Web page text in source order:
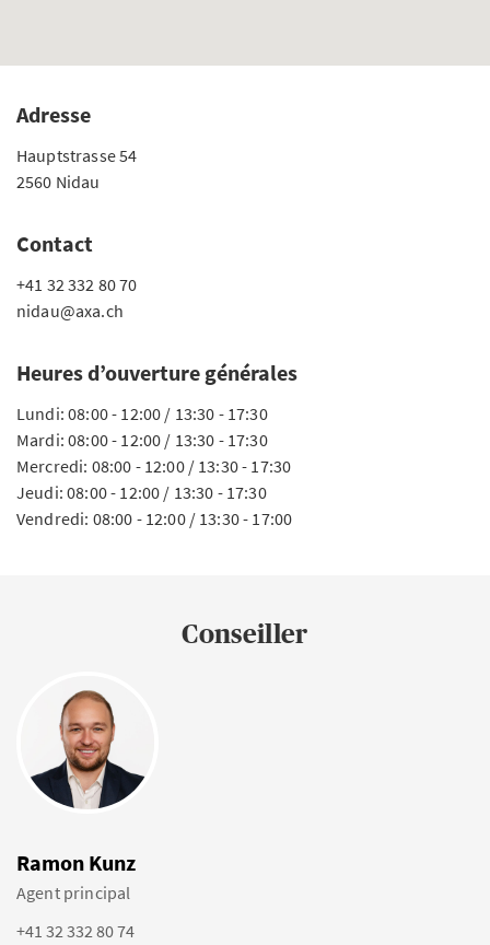
Adresse
Hauptstrasse 54
2560 Nidau
Contact
+41 32 332 80 70
nidau@axa.ch
Heures d’ouverture générales
Lundi: 08:00 - 12:00 / 13:30 - 17:30
Mardi: 08:00 - 12:00 / 13:30 - 17:30
Mercredi: 08:00 - 12:00 / 13:30 - 17:30
Jeudi: 08:00 - 12:00 / 13:30 - 17:30
Vendredi: 08:00 - 12:00 / 13:30 - 17:00
Conseiller
Ramon Kunz
Agent principal
+41 32 332 80 74